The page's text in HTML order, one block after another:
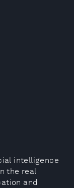
intelligence
the real
and